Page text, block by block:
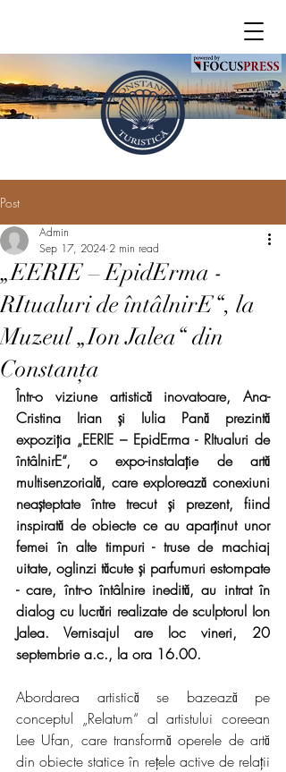
Post
„EERIE – EpidErma -
RItualuri de întâlnirE“, la
Muzeul „Ion Jalea“ din
Constanța
Admin
Sep 17, 2024 2 min read
Într-o viziune artistică inovatoare, Ana-
Cristina Irian și Iulia Pană prezintă
expoziția „EERIE – EpidErma - RItualuri de
întâlnirE“, o expo-instalație de artă
multisenzorială, care explorează conexiuni
neașteptate între trecut și prezent, fiind
inspirată de obiecte ce au aparținut unor
femei în alte timpuri - truse de machiaj
uitate, oglinzi tăcute și parfumuri estompate
- care, într-o întâlnire inedită, au intrat în
dialog cu lucrări realizate de sculptorul Ion
Jalea. Vernisajul are loc vineri, 20
septembrie a.c., la ora 16.00.
Abordarea artistică se bazează pe
conceptul „Relatum“ al artistului coreean
Lee Ufan, care transformă operele de artă
din obiecte statice în rețele active de relații